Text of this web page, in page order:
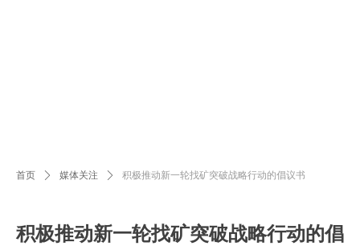
积极推动新一轮找矿突破战略行动的倡
首页 ꄲ 媒体关注 ꄲ 积极推动新一轮找矿突破战略行动的倡议书